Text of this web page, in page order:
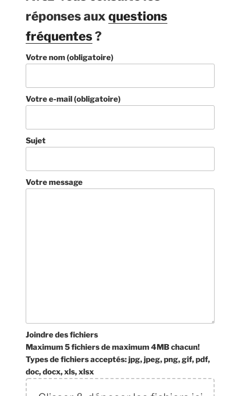
réponses aux questions
fréquentes?
Votre nom (obligatoire)
Votre e-mail (obligatoire)
Sujet
Votre message
Joindre des fichiers
Maximum 5 fichiers de maximum 4MB chacun!
Types de fichiers acceptés: jpg, jpeg, png, gif, pdf,
doc, docx, xls, xlsx